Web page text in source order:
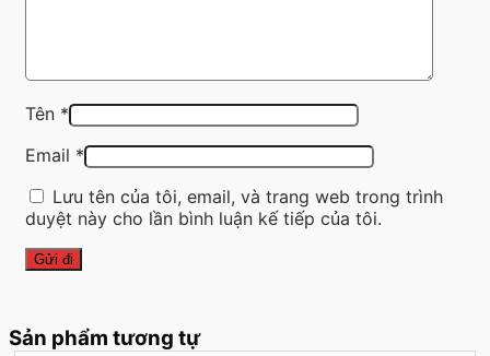
Tên *
Email *
Lưu tên của tôi, email, và trang web trong trình
duyệt này cho lần bình luận kế tiếp của tôi.
Sản phẩm tương tự